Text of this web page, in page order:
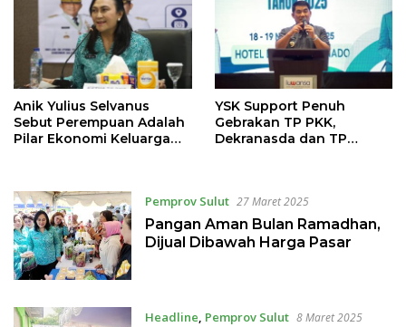
Anik Yulius Selvanus
Sebut Perempuan Adalah
Pilar Ekonomi Keluarga
YSK Support Penuh
Gebrakan TP PKK,
Dekranasda dan TP
Pemprov Sulut 27 Maret 2025
Pangan Aman Bulan Ramadhan,
Dijual Dibawah Harga Pasar
Headline, Pemprov Sulut 8 Maret 2025